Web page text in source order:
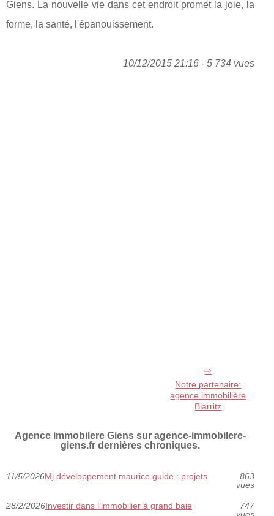
Giens. La nouvelle vie dans cet endroit promet la joie, la
forme, la santé, l'épanouissement.
10/12/2015 21:16 - 5 734 vues
Notre partenaire:
agence immobilière
Biarritz
Agence immobilere Giens sur agence-immobilere-
giens.fr dernières chroniques.
11/5/2026Mj développement maurice guide : projets
863
vues
28/2/2026Investir dans l’immobilier à grand baie
747
vues